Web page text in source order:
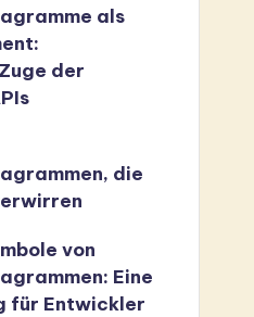
als
der
die
von
Eine
für Entwickler